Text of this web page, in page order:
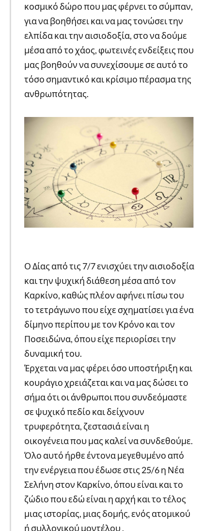
κοσμικό δώρο που μας φέρνει το σύμπαν,
για να βοηθήσει και να μας τονώσει την
ελπίδα και την αισιοδοξία, στο να δούμε
μέσα από το χάος, φωτεινές ενδείξεις που
μας βοηθούν να συνεχίσουμε σε αυτό το
τόσο σημαντικό και κρίσιμο πέρασμα της
ανθρωπότητας.
Ο Δίας από τις 7/7 ενισχύει την αισιοδοξία
και την ψυχική διάθεση μέσα από τον
Καρκίνο, καθώς πλέον αφήνει πίσω του
το τετράγωνο που είχε σχηματίσει για ένα
δίμηνο περίπου με τον Κρόνο και τον
Ποσειδώνα, όπου είχε περιορίσει την
δυναμική του.
Έρχεται να μας φέρει όσο υποστήριξη και
κουράγιο χρειάζεται και να μας δώσει το
σήμα ότι οι άνθρωποι που συνδεόμαστε
σε ψυχικό πεδίο και δείχνουν
τρυφερότητα, ζεστασιά είναι η
οικογένεια που μας καλεί να συνδεθούμε.
Όλο αυτό ήρθε έντονα μεγεθυμένο από
την ενέργεια που έδωσε στις 25/6 η Νέα
Σελήνη στον Καρκίνο, όπου είναι και το
ζώδιο που εδώ είναι η αρχή και το τέλος
μιας ιστορίας, μιας δομής, ενός ατομικού
ή συλλογικού μοντέλου .